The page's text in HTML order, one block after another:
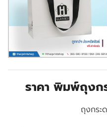
ราคา พิมพ์ถุงก
ถุงกระ